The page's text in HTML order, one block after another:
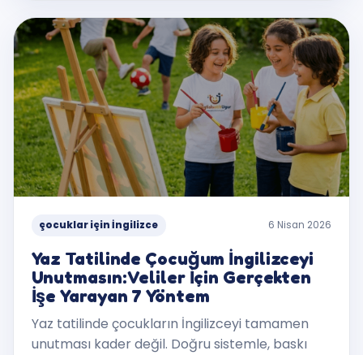
çocuklar için İngilizce 6 Nisan 2026
Yaz Tatilinde Çocuğum İngilizceyi
Unutmasın: Veliler İçin Gerçekten
İşe Yarayan 7 Yöntem
Yaz tatilinde çocukların İngilizceyi tamamen
unutması kader değil. Doğru sistemle, baskı